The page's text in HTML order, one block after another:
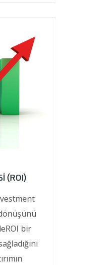
(ROI)
bir